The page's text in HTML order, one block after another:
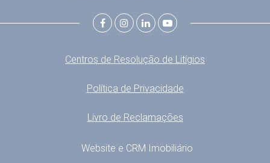
Centros de Resolução de Litígios
Política de Privacidade
Livro de Reclamações
Website e CRM Imobiliário